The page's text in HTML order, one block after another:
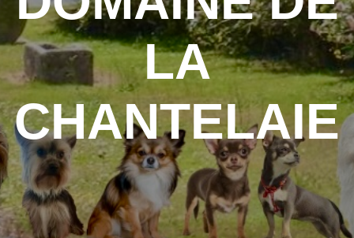
LA
CHANTELAIE